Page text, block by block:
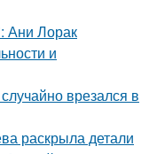
Ани Лорак
и
врезался в
раскрыла детали